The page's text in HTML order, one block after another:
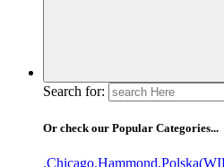
Search for:
Or check our Popular Categories...
.Chicago.Hammond.Polska